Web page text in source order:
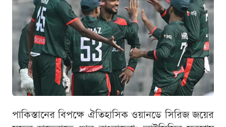
পাকিস্তানের বিপক্ষে ঐতিহাসিক ওয়ানডে সিরিজ জয়ের